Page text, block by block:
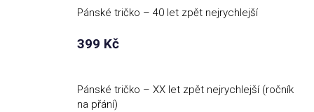
Pánské tričko – 40 let zpět nejrychlejší
399 Kč
Pánské tričko – XX let zpět nejrychlejší (ročník
na přání)